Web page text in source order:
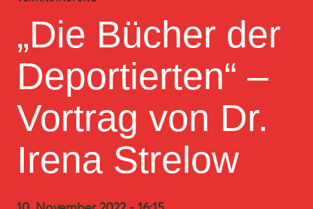
„Die Bücher der
Deportierten“ –
Vortrag von Dr.
Irena Strelow